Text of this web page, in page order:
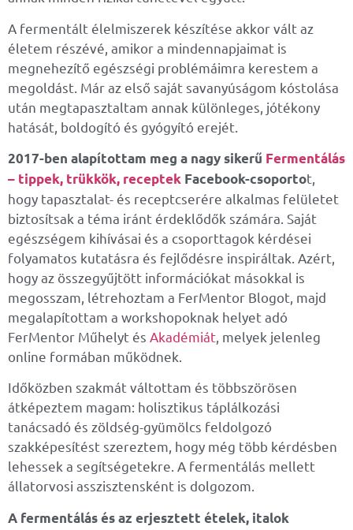
A fermentált élelmiszerek készítése akkor vált az
életem részévé, amikor a mindennapjaimat is
megnehezítő egészségi problémáimra kerestem a
megoldást. Már az első saját savanyúságom kóstolása
után megtapasztaltam annak különleges, jótékony
hatását, boldogító és gyógyító erejét.
2017-ben alapítottam meg a nagy sikerű Fermentálás
– tippek, trükkök, receptek Facebook-csoportot,
hogy tapasztalat- és receptcserére alkalmas felületet
biztosítsak a téma iránt érdeklődők számára. Saját
egészségem kihívásai és a csoporttagok kérdései
folyamatos kutatásra és fejlődésre inspiráltak. Azért,
hogy az összegyűjtött információkat másokkal is
megosszam, létrehoztam a FerMentor Blogot, majd
megalapítottam a workshopoknak helyet adó
FerMentor Műhelyt és Akadémiát , melyek jelenleg
online formában működnek.
Időközben szakmát váltottam és többszörösen
átképeztem magam: holisztikus táplálkozási
tanácsadó és zöldség-gyümölcs feldolgozó
szakképesítést szereztem, hogy még több kérdésben
lehessek a segítségetekre. A fermentálás mellett
állatorvosi asszisztensként is dolgozom.
A fermentálás és az erjesztett ételek, italok